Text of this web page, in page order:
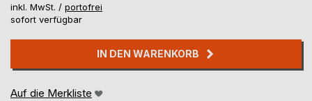
inkl. MwSt. / portofrei
sofort verfügbar
IN DEN WARENKORB
Auf die Merkliste